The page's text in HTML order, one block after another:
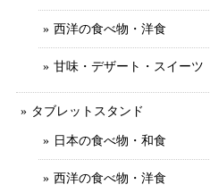
西洋の食べ物・洋食
甘味・デザート・スイーツ
タブレットスタンド
日本の食べ物・和食
西洋の食べ物・洋食